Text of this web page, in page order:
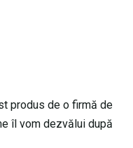
produs de o firmă de
îl vom dezvălui după